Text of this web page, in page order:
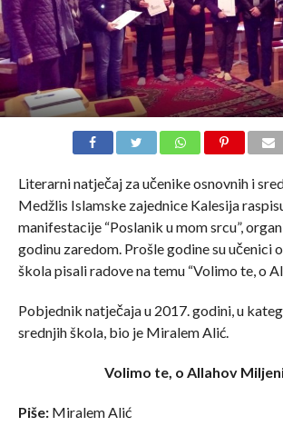
Literarni natječaj za učenike osnovnih i
Medžlis Islamske zajednice Kalesija
manifestacije “Poslanik u mom srcu”,
godinu zaredom. Prošle godine su učenici
škola pisali radove na temu “Volimo te, o
Pobjednik natječaja u 2017. godini, u
srednjih škola, bio je Miralem Alić.
Volimo te, o Allahov
Piše:Miralem Alić